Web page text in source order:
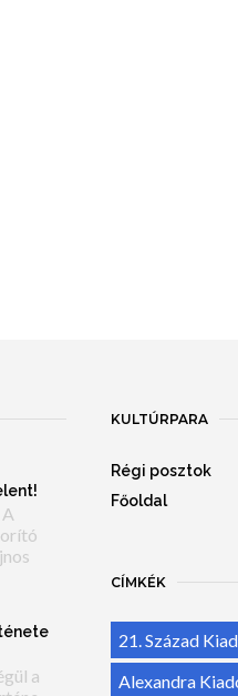
a
KULTÚRPARA
Régi posztok
Főoldal
CÍMKÉK
21. Század
Alexandra